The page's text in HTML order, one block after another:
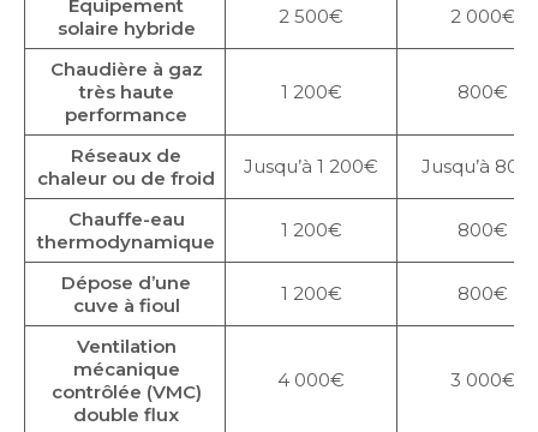
Équipement
solaire hybride
2 500€ 2 000€
Chaudière à gaz
très haute
performance
1 200€ 800€
Réseaux de
chaleur ou de froid
Jusqu’à 1 200€ Jusqu’à
Chauffe-eau
thermodynamique
1 200€ 800€
Dépose d’une
cuve à fioul
1 200€ 800€
Ventilation
mécanique
contrôlée (VMC)
double flux
4 000€ 3 000€